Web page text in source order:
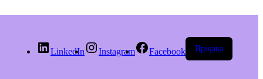
LinkedIn Instagram Facebook Пријава